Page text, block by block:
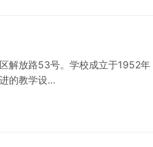
解放路53号。学校成立于1952
的教学设…